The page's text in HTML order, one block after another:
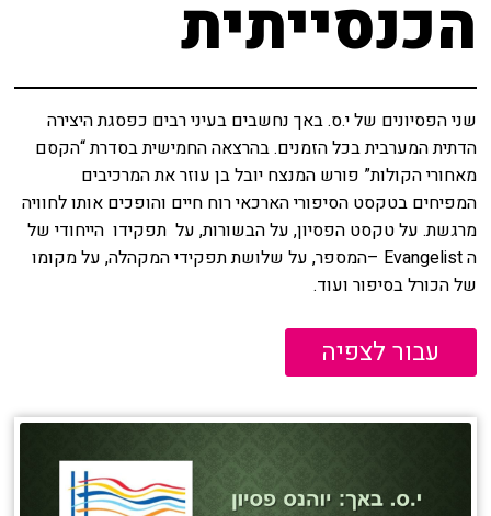
הכנסייתית
שני הפסיונים של י.ס. באך נחשבים בעיני רבים כפסגת היצירה
הדתית המערבית בכל הזמנים. בהרצאה החמישית בסדרת “הקסם
מאחורי הקולות” פורש המנצח יובל בן עוזר את המרכיבים
המפיחים בטקסט הסיפורי הארכאי רוח חיים והופכים אותו לחוויה
מרגשת. על טקסט הפסיון, על הבשורות, על תפקידו הייחודי של
הEvangelist
–המספר, על שלושת תפקידי המקהלה, על מקומו
של הכורל בסיפור ועוד.
עבור לצפיה